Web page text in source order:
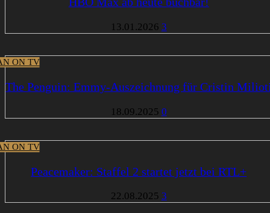
13.01.2026 3
ON TV
The Penguin: Emmy-Auszeichnung für Cristin
18.09.2025 0
ON TV
Peacemaker: Staffel 2 startet jetzt bei RTL+
22.08.2025 3